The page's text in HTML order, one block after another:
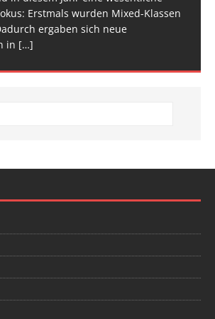
Erstmals wurden Mixed-Klassen
ergaben sich neue
in […]
zu einem hochkarätigen
Am Samstag standen die